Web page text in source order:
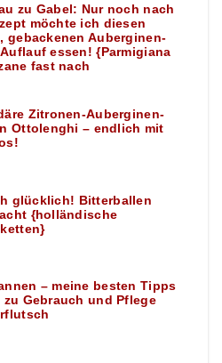
zu Gabel: Nur noch nach
möchte ich diesen
gebackenen Auberginen-
essen! {Parmigiana
fast nach
Zitronen-Auberginen-
Ottolenghi – endlich mit
glücklich! Bitterballen
{holländische
– meine besten Tipps
Gebrauch und Pflege